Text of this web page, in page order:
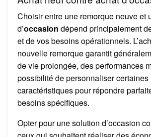
Choisir entre une remorque neuve et
d’occasion dépend principalement
et de vos besoins opérationnels.
nouvelle remorque garantit
de vie prolongée, des performances
possibilité de personnaliser certaines
caractéristiques pour répondre
besoins spécifiques.
Opter pour une solution d’occasion